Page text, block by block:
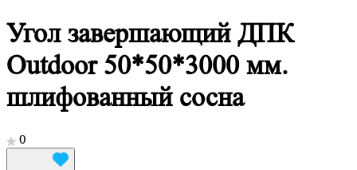
Угол завершающий ДПК
Outdoor 50*50*3000 мм.
шлифованный сосна
0